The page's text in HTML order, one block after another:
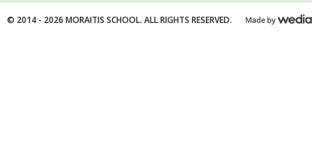
© 2014 - 2026 MORAITIS SCHOOL. ALL RIGHTS RESERVED.